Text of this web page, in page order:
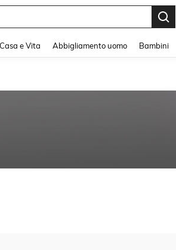
Casa e Vita Abbigliamento uomo Bambini